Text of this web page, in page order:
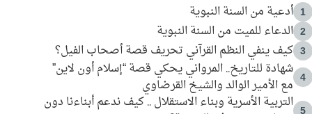
1 أدعية من السنة النبوية
2 الدعاء للميت من السنة النبوية
3 كيف ينفي النظم القرآني تحريف قصة أصحاب الفيل؟
4
شهادة للتاريخ.. المرواني يحكي قصة “إسلام أون لاين”
مع الأمير الوالد والشيخ القرضاوي
5
التربية الأسرية وبناء الاستقلال .. كيف ندعم أبناءنا دون